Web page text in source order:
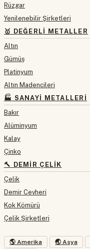
Rüzgar
Yenilenebilir Şirketleri
🥇 DEĞERLI METALLER
Altın
Gümüş
Platinyum
Altın Madencileri
🏭 SANAYI METALLERI
Bakır
Alüminyum
Kalay
Çinko
🔨 DEMIR ÇELIK
Çelik
Demir Cevheri
Kok Kömürü
Çelik Şirketleri
🌎 Amerika 🌏 Asya